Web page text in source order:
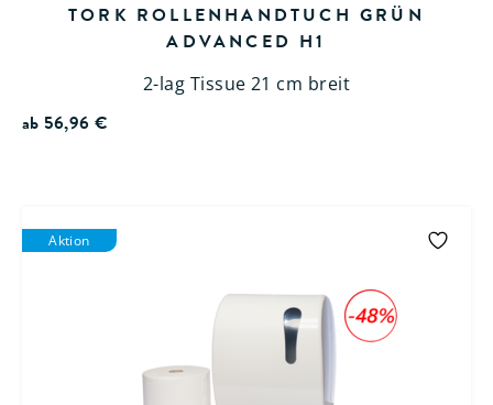
TORK ROLLENHANDTUCH GRÜN
ADVANCED H1
2-lag Tissue 21 cm breit
ab56,96€
Aktion